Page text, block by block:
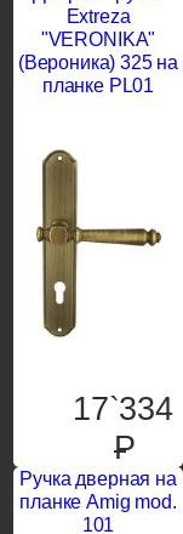
Extreza
"VERONIKA"
(Вероника) 325 на
планке PL01
17`334
P
Ручка дверная на
планке Amig mod.
101